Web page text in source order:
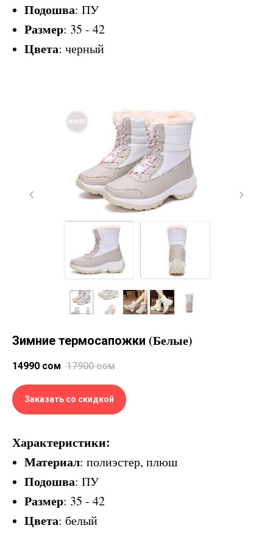
Подошва: ПУ
Размер: 35 - 42
Цвета: черный
Зимние термосапожки (Белые)
14990 сом 17900 сом
Заказать со скидкой
Характеристики:
Материал: полиэстер, плюш
Подошва: ПУ
Размер: 35 - 42
Цвета: белый